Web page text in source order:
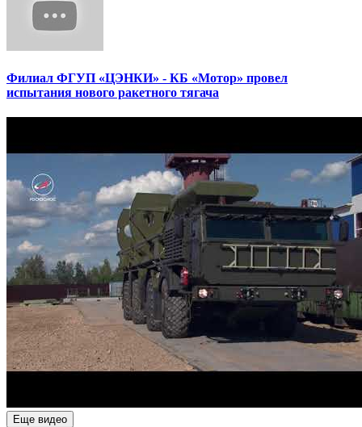
Филиал ФГУП «ЦЭНКИ» - КБ «Мотор» провел
испытания нового ракетного тягача
Еще видео